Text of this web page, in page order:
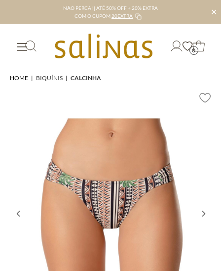
NÃO PERCA! | ATÉ 50% OFF + 20% EXTRA
COM O CUPOM 20EXTRA ✕
0
HOME | BIQUÍNIS | CALCINHA